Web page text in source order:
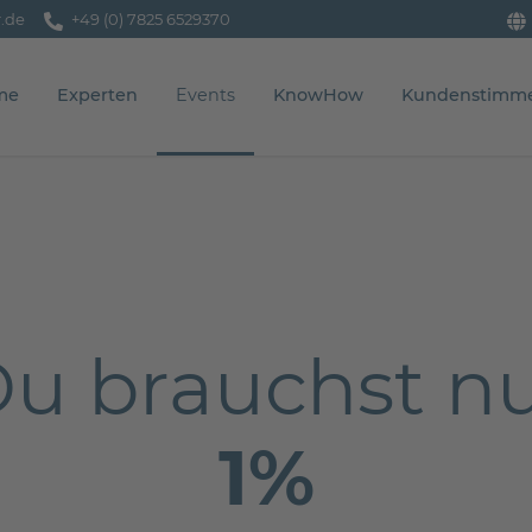
Fragen zu unserem Unternehmen? Wählen Sie +49 (0) 7825
+49 (0) 7825 6529370
Experten Events KnowHow
brauchst
1%